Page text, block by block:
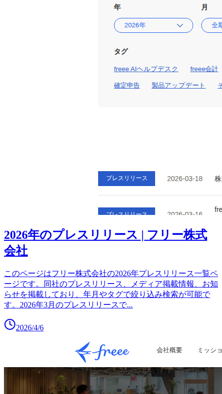
2026年のプレスリリース | フリー株式
会社
このページはフリー株式会社の2026年プレスリリース一覧ペ
ージです。同社のプレスリリース、メディア掲載情報、お知
らせを掲載しており、年月やタグで絞り込み検索が可能で
す。2026年3月のプレスリリースで...
2026/4/6